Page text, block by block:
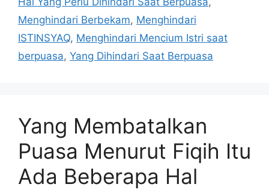
Menghindari Berbekam, Menghindari
ISTINSYAQ, Menghindari Mencium Istri saat
berpuasa, Yang Dihindari Saat Berpuasa
Yang Membatalkan
Puasa Menurut Fiqih Itu
Ada Beberapa Hal